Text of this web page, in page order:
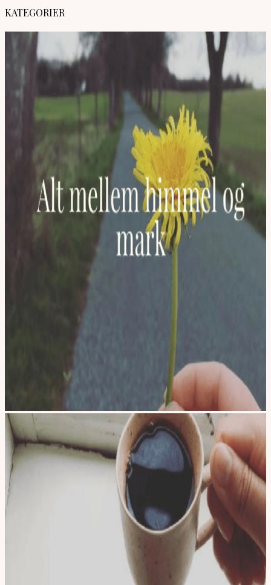
KATEGORIER